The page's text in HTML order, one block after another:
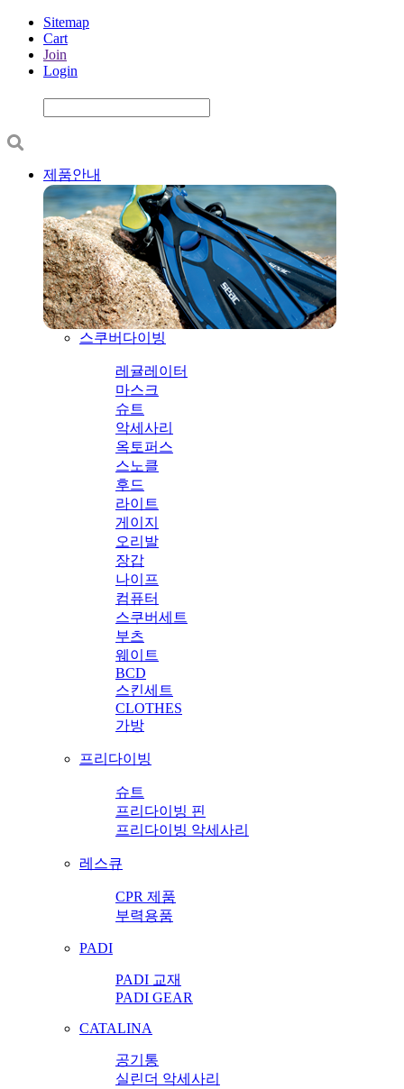
Sitemap
Cart
Join
Login
제품안내
스쿠버다이빙
레귤레이터
마스크
슈트
악세사리
옥토퍼스
스노클
후드
라이트
게이지
오리발
장갑
나이프
컴퓨터
스쿠버세트
부츠
웨이트
BCD
스킨세트
CLOTHES
가방
프리다이빙
슈트
프리다이빙 핀
프리다이빙 악세사리
레스큐
CPR 제품
부력용품
PADI
PADI 교재
PADI GEAR
CATALINA
공기통
실린더 악세사리